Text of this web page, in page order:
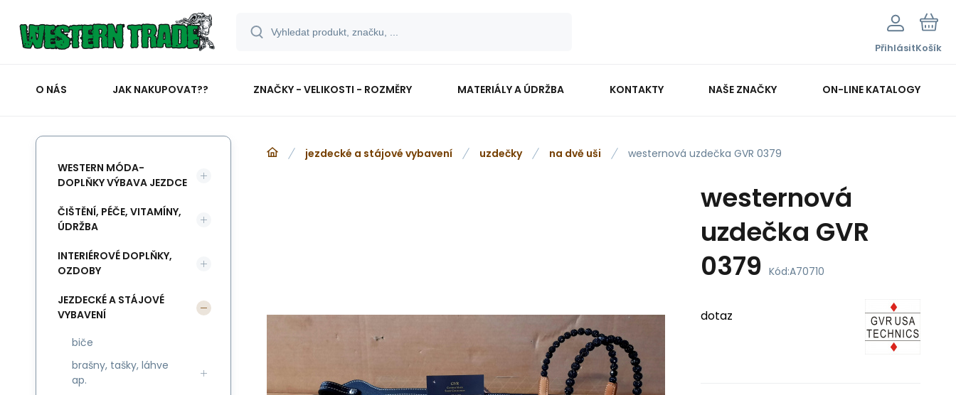
PřihlásitKošík
O NÁS JAK NAKUPOVAT?? ZNAČKY - VELIKOSTI - ROZMĚRY MATERIÁLY A ÚDRŽBA KONTAKTY NAŠE ZNAČKY ON-LINE KATALOGY
jezdecké a stájové vybavení uzdečky na dvě uši westernová uzdečka GVR 0379
westernová
uzdečka GVR
0379 Kód:A70710
dotaz
WESTERN MÓDA-
DOPLŇKY VÝBAVA JEZDCE
ČIŠTĚNÍ, PÉČE, VITAMÍNY,
ÚDRŽBA
INTERIÉROVÉ DOPLŇKY,
OZDOBY
JEZDECKÉ A STÁJOVÉ
VYBAVENÍ
biče
brašny, tašky, láhve
ap.